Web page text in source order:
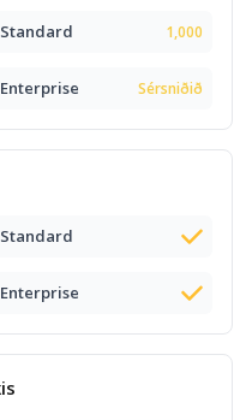
Standard 1,000
Enterprise Sérsniðið
Standard
Enterprise